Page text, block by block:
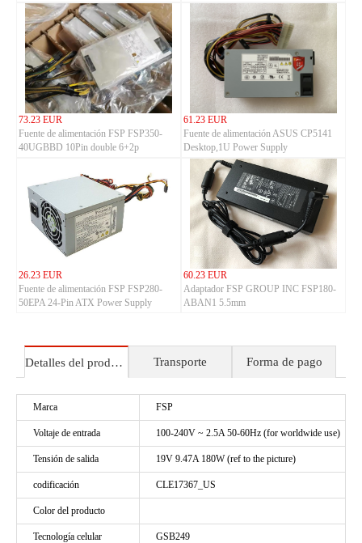
73.23 EUR
Fuente de alimentación FSP FSP350-
40UGBBD 10Pin double 6+2p
61.23 EUR
Fuente de alimentación ASUS CP5141
Desktop,1U Power Supply
26.23 EUR
Fuente de alimentación FSP FSP280-
50EPA 24-Pin ATX Power Supply
60.23 EUR
Adaptador FSP GROUP INC FSP180-
ABAN1 5.5mm
Detalles del producto Transporte Forma de pago
Marca FSP
Voltaje de entrada 100-240V ~ 2.5A 50-60Hz (for worldwide use)
Tensión de salida 19V 9.47A 180W (ref to the picture)
codificación CLE17367_US
Color del producto
Tecnología celular GSB249